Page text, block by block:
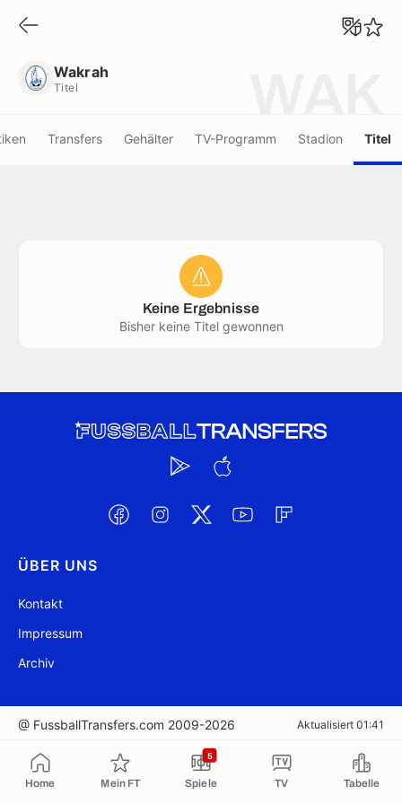
Home Mein FT Spiele
5
TV Tabelle
Wakrah
Titel
Transfers Gehälter TV-Programm Stadion Titel
Keine Ergebnisse
Bisher keine Titel gewonnen
ÜBER UNS
Kontakt
Impressum
Archiv
@ FussballTransfers.com 2009-2026 Aktualisiert 01:41
In die Zwischenablage kopiert